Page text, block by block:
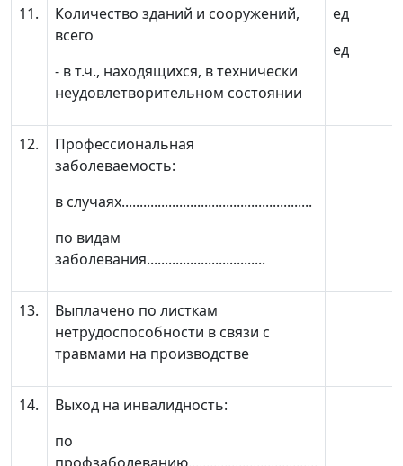
11.
Количество зданий и сооружений,
всего
- в т.ч., находящихся, в технически
неудовлетворительном состоянии
ед
ед
12.
Профессиональная
заболеваемость:
в случаях.....................................................
по видам
заболевания.................................
13.
Выплачено по листкам
нетрудоспособности в связи с
травмами на производстве
14.
Выход на инвалидность:
по